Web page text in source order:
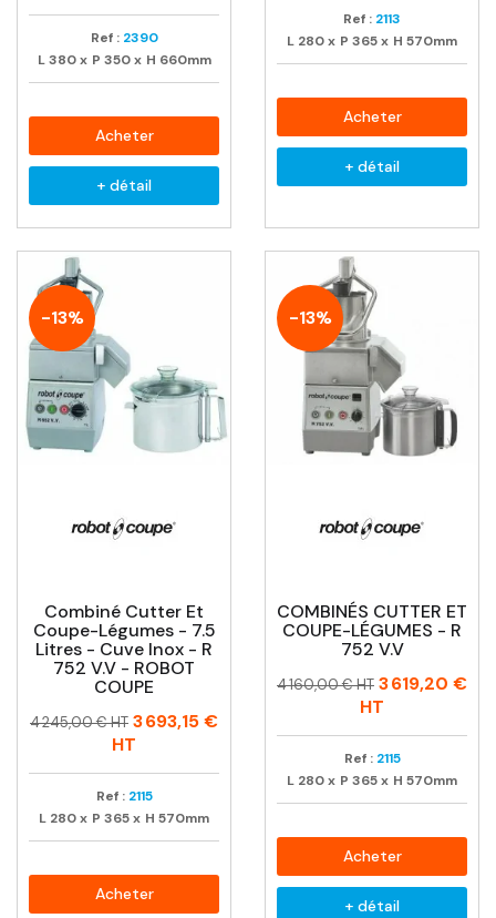
Ref : 2390
L 380 x P 350 x H 660mm
Acheter
+ détail
Ref : 2113
L 280x P 365x H 570mm
Acheter
+ détail
-13%
Combiné Cutter Et
Coupe-Légumes - 7.5
Litres - Cuve Inox - R
752 V.V - ROBOT
COUPE
Prix
Prix
4 245,00 € HT 3 693,15 €
HT
Ref : 2115
L 280x P 365x H 570mm
Acheter
-13%
COMBINÉS CUTTER ET
COUPE-LÉGUMES - R
752 V.V
Prix
Prix
4 160,00 € HT 3 619,20 €
HT
Ref : 2115
L 280x P 365x H 570mm
Acheter
+ détail